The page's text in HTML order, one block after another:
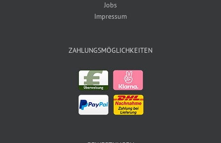
Jobs
Impressum
ZAHLUNGSMÖGLICHKEITEN